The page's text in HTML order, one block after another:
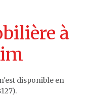
à
n'est disponible en